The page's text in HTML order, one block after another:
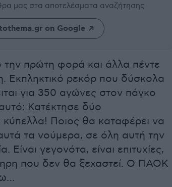
μας στα αποτελέσματα αναζήτησης
on Google
πρώτη φορά και άλλα πέντε
Εκπληκτικό ρεκόρ που δύσκολα
για 350 αγώνες στον πάγκο
Κατέκτησε δύο
Ποιος θα καταφέρει να
τα νούμερα, σε όλη αυτή την
Είναι γεγονότα, είναι επιτυχίες,
που δεν θα ξεχαστεί. Ο ΠΑΟΚ